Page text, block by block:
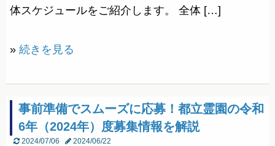
体スケジュールをご紹介します。 全体 […]
» 続きを見る
事前準備でスムーズに応募！都立霊園の令和
6年（2024年）度募集情報を解説
2024/07/06 2024/06/22